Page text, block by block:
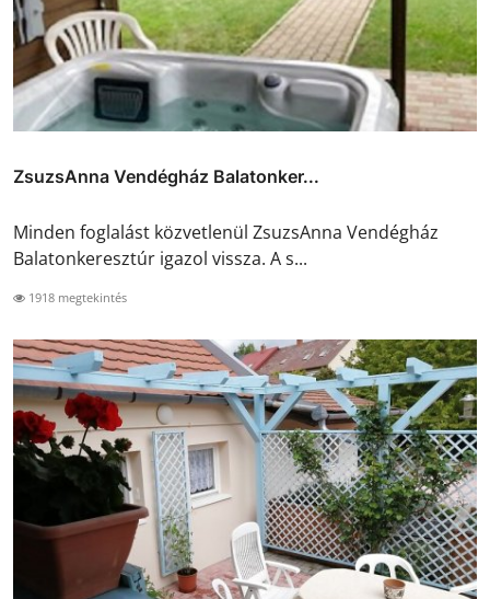
ZsuzsAnna Vendégház Balatonker...
Minden foglalást közvetlenül ZsuzsAnna Vendégház
Balatonkeresztúr igazol vissza. A s...
1918 megtekintés